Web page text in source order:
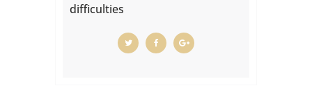
difficulties